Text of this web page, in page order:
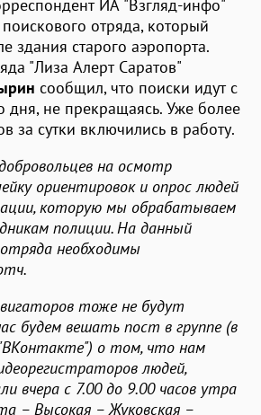
ИА "Взгляд-инфо"
отряда, который
здания старого аэропорта.
"Лиза Алерт Саратов"
сообщил, что поиски идут с
дня, не прекращаясь. Уже более
за сутки включились в работу.
на осмотр
ориентировок и опрос людей
которую мы обрабатываем
полиции. На данный
необходимы
тоже не будут
будем вешать пост в группе (в
о том, что нам
людей,
вчера с 7.00 до 9.00 часов утра
– Высокая – Жуковская –